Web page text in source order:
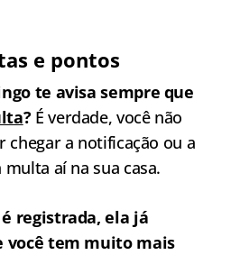
e pontos
te avisa sempre que
a? É verdade, você não
chegar a notificação ou a
aí na sua casa.
registrada, ela já
você tem muito mais